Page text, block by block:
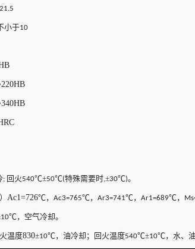
小于10
; 回火540℃±50℃(特殊需要时,±30℃)。
Ac1=726℃， Ac3=765℃， Ar3=741℃， Ar1=689℃，
10℃，空气冷却。
温度830±10℃，油冷却；回火温度540℃±10℃，水、油